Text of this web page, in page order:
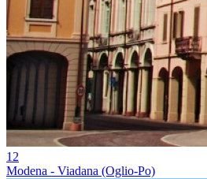
12
Modena - Viadana (Oglio-Po)